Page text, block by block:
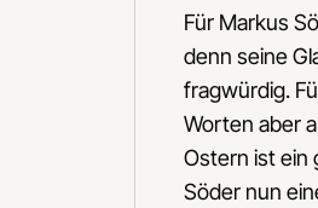
Für Markus
denn seine
fragwürdig.
Worten aber
Ostern ist ein
Söder nun